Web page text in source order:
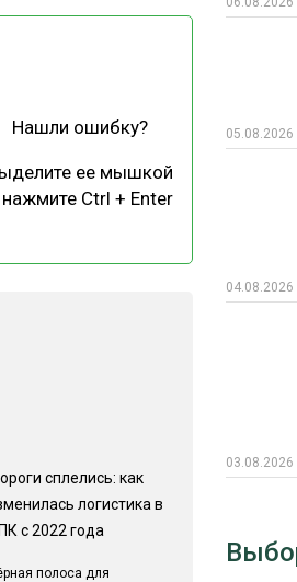
ИТОГИ
Нашли ошибку?
ее мышкой
нажмите Ctrl + Enter
сплелись: как
логистика в
с 2022 года
полоса для
05.08.2026
04.08.2026
03.08.2026